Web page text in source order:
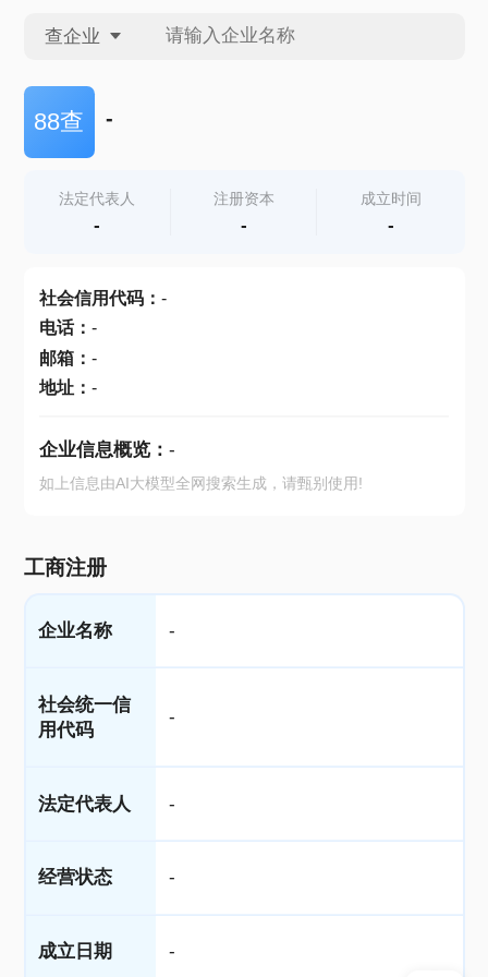
查企业
查企业
查产地
88查 -
法定代表人
-
注册资本
-
成立时间
-
社会信用代码： -
电话： -
邮箱： -
地址： -
企业信息概览： -
如上信息由AI大模型全网搜索生成，请甄别使用!
工商注册
企业名称 -
社会统一信
用代码
-
法定代表人 -
经营状态 -
成立日期 -